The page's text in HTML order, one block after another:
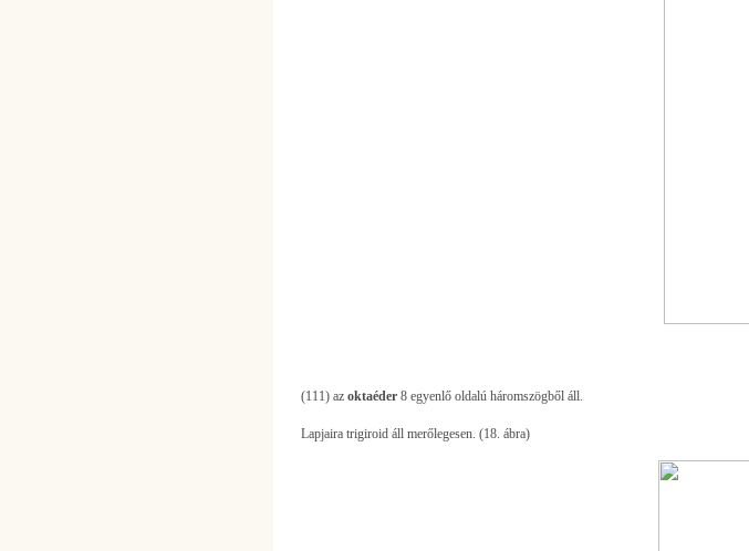
(111) az oktaéder 8 egyenlő oldalú háromszögből áll.
Lapjaira trigiroid áll merőlegesen. (18. ábra)